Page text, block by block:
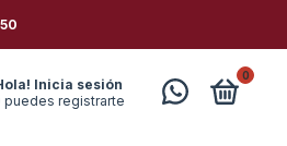
Inicia sesión
puedes registrarte
0